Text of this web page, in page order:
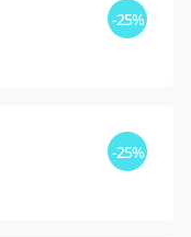
-25%
-25%